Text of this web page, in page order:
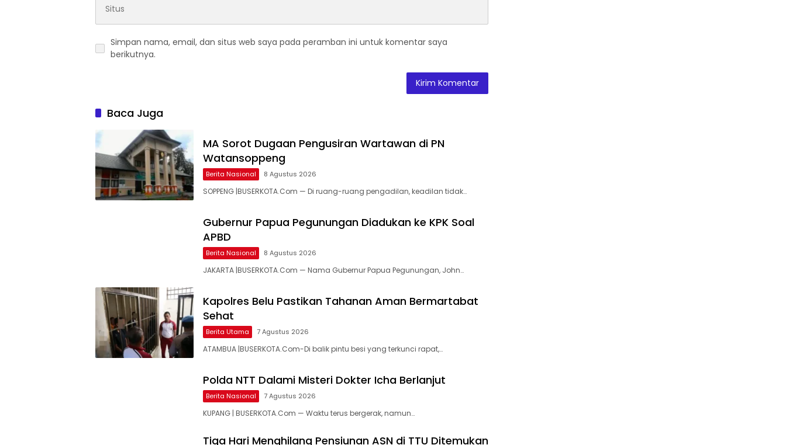
Simpan nama, email, dan situs web saya pada peramban ini untuk komentar saya
berikutnya.
Baca Juga
MA Sorot Dugaan Pengusiran Wartawan di PN
Watansoppeng
Berita Nasional 8 Agustus 2026
SOPPENG |BUSERKOTA.Com — Di ruang-ruang pengadilan, keadilan tidak…
Gubernur Papua Pegunungan Diadukan ke KPK Soal
APBD
Berita Nasional 8 Agustus 2026
JAKARTA |BUSERKOTA.Com — Nama Gubernur Papua Pegunungan, John…
Kapolres Belu Pastikan Tahanan Aman Bermartabat
Sehat
Berita Utama 7 Agustus 2026
ATAMBUA |BUSERKOTA.Com-Di balik pintu besi yang terkunci rapat,…
Polda NTT Dalami Misteri Dokter Icha Berlanjut
Berita Nasional 7 Agustus 2026
KUPANG | BUSERKOTA.Com — Waktu terus bergerak, namun…
Tiga Hari Menghilang Pensiunan ASN di TTU Ditemukan